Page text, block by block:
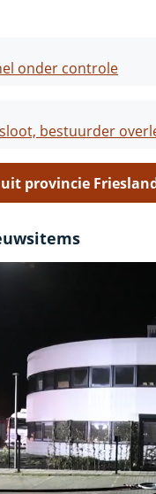
onder controle
bestuurder
provincie